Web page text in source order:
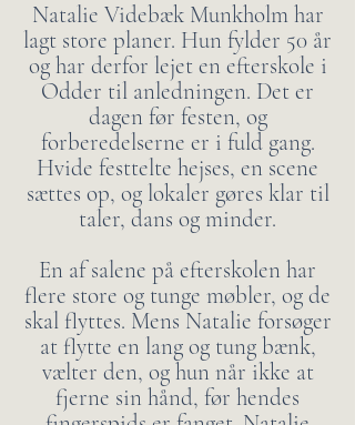
Natalie Videbæk Munkholm har
lagt store planer. Hun fylder 50 år
og har derfor lejet en efterskole i
Odder til anledningen. Det er
dagen før festen, og
forberedelserne er i fuld gang.
Hvide festtelte hejses, en scene
sættes op, og lokaler gøres klar til
taler, dans og minder.
En af salene på efterskolen har
flere store og tunge møbler, og de
skal flyttes. Mens Natalie forsøger
at flytte en lang og tung bænk,
vælter den, og hun når ikke at
fjerne sin hånd, før hendes